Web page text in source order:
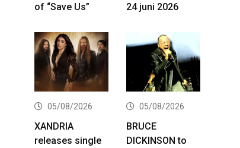
of “Save Us”
24 juni 2026
05/08/2026
XANDRIA
releases single
05/08/2026
BRUCE
DICKINSON to